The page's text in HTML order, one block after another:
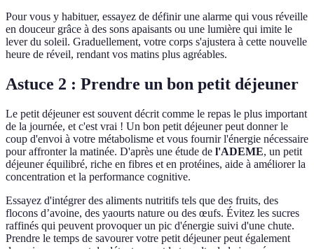
Pour vous y habituer, essayez de définir une alarme qui vous réveille
en douceur grâce à des sons apaisants ou une lumière qui imite le
lever du soleil. Graduellement, votre corps s'ajustera à cette nouvelle
heure de réveil, rendant vos matins plus agréables.
Astuce 2 : Prendre un bon petit déjeuner
Le petit déjeuner est souvent décrit comme le repas le plus important
de la journée, et c'est vrai ! Un bon petit déjeuner peut donner le
coup d'envoi à votre métabolisme et vous fournir l'énergie nécessaire
pour affronter la matinée. D'après une étude de l'ADEME, un petit
déjeuner équilibré, riche en fibres et en protéines, aide à améliorer la
concentration et la performance cognitive.
Essayez d'intégrer des aliments nutritifs tels que des fruits, des
flocons d’avoine, des yaourts nature ou des œufs. Évitez les sucres
raffinés qui peuvent provoquer un pic d'énergie suivi d'une chute.
Prendre le temps de savourer votre petit déjeuner peut également